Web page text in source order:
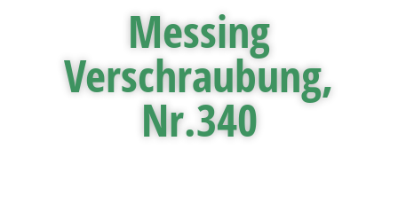
Messing
Verschraubung,
Nr.340